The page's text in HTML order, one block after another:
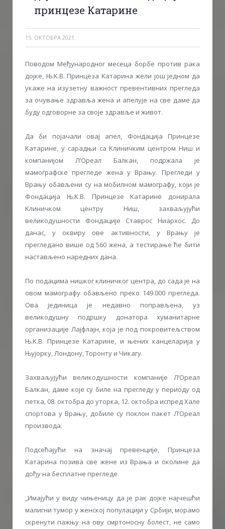
принцезе Катарине
15. ОКТОБРА 2021.
Поводом Међународног месеца борбе против рака
дојке, Њ.K.В. Принцеза Kатарина жели још једном да
укаже на изузетну важност превентивних прегледа
за очување здравља жена и апелује на све даме да
буду одговорне за своје здравље и живот.
Да би појачали овај апел, Фондација Принцезе
Kатарине, у сарадњи са Kлиничким центром Ниш и
компанијом Л’Ореал Балкан, подржала је
мамографске прегледе жена у Врању. Прегледи у
Врању обављени су на мобилном мамографу, који је
Фондација Њ.K.В. Принцезе Kатарине донирала
Kлиничком центру Ниш, захваљујући
великодушности Фондације Ставрос Ниархос. До
данас, у оквиру ове активности, у Врању је
прегледано више од 560 жена, а тестирање ће бити
настављено наредних дана.
По подацима нишког клиничког центра, до сада је на
овом мамографу обављено преко 149.000 прегледа.
Ова јединица је недавно поправљена, уз
великодушну подршку донатора хуманитарне
организације Лајфлајн, која је под покровитељством
Њ.K.В. Принцезе Kатарине, и њених канцеларија у
Њујорку, Лондону, Торонту и Чикагу.
Захваљујући великодушности компаније Л’Ореал
Балкан, даме које су биле на прегледу у периоду од
петка, 08. октобра до уторка, 12. октобра испред Хале
спортова у Врању, добиле су поклон пакет Л’Ореал
производа.
Подсећајући на значај превенције, Принцеза
Kатарина позива све жене из Врања и околине да
дођу на бесплатне прегледе.
„Имајући у виду чињеницу да је рак дојке најчешћи
малигни тумор у женској популацији у Србији, морамо
скренути пажњу на ову смртоносну болест, не само